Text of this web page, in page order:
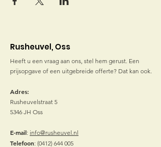
Rusheuvel, Oss
Heeft u een vraag aan ons, stel hem gerust. Een
prijsopgave of een uitgebreide offerte? Dat kan ook.
Adres:
Rusheuvelstraat 5
5346 JH Oss
E-mail: info@rusheuvel.nl
Telefoon: (0412) 644 005